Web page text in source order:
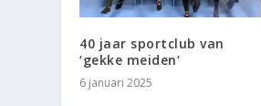
40 jaar sportclub van
‘gekke meiden’
6 januari 2025